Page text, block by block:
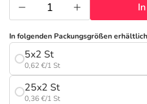
Sanitätshaus
Sport & Fitness
Tierapotheke
Sommerpflege für Haar
Täglich gut versorgt
R(h)ein Nutrition Deals
Refluthin, Lasea &
Salus Deals
In folgenden Packungsgrößen
5x2 St
0,62 €/1 St
25x2 St
0,36 €/1 St